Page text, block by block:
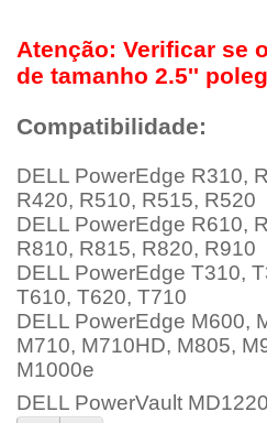
Atenção: Verificar se
de tamanho 2.5''
Compatibilidade:
DELL PowerEdge R310,
R420, R510, R515, R520
DELL PowerEdge R610,
R810, R815, R820, R910
DELL PowerEdge T310,
T610, T620, T710
DELL PowerEdge M600,
M710, M710HD, M805,
M1000e
DELL PowerVault